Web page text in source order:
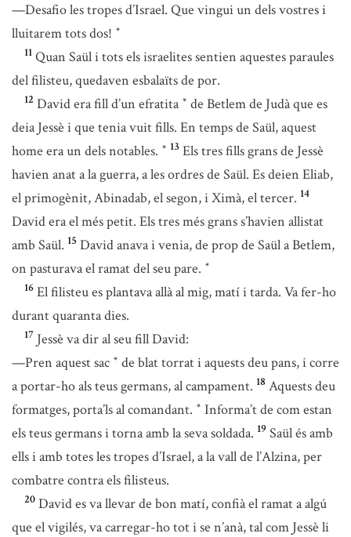
—Desafio les tropes d’Israel. Que vingui un dels vostres i
lluitarem tots dos! *
11 Quan Saül i tots els israelites sentien aquestes paraules
del filisteu, quedaven esbalaïts de por.
12 David era fill d’un efratita * de Betlem de Judà que es
deia Jessè i que tenia vuit fills. En temps de Saül, aquest
home era un dels notables. * 13 Els tres fills grans de Jessè
havien anat a la guerra, a les ordres de Saül. Es deien Eliab,
el primogènit, Abinadab, el segon, i Ximà, el tercer. 14
David era el més petit. Els tres més grans s’havien allistat
amb Saül. 15 David anava i venia, de prop de Saül a Betlem,
on pasturava el ramat del seu pare. *
16 El filisteu es plantava allà al mig, matí i tarda. Va fer-ho
durant quaranta dies.
17 Jessè va dir al seu fill David:
—Pren aquest sac * de blat torrat i aquests deu pans, i corre
a portar-ho als teus germans, al campament. 18 Aquests deu
formatges, porta’ls al comandant. * Informa’t de com estan
els teus germans i torna amb la seva soldada. 19 Saül és amb
ells i amb totes les tropes d’Israel, a la vall de l’Alzina, per
combatre contra els filisteus.
20 David es va llevar de bon matí, confià el ramat a algú
que el vigilés, va carregar-ho tot i se n’anà, tal com Jessè li